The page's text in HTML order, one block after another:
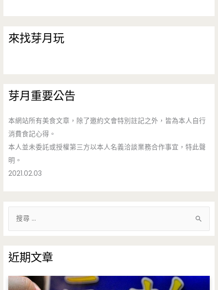
來找芽月玩
芽月重要公告
本網站所有美食文章，除了邀約文會特別註記之外，皆為本人自行
消費食記心得。
本人並未委託或授權第三方以本人名義洽談業務合作事宜，特此聲
明。
2021.02.03
鍵
字
:
近期文章